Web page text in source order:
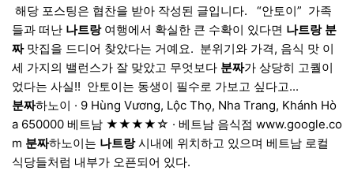
​ 해당 포스팅은 협찬을 받아 작성된 글입니다. ​ ​ “안토이” ​ 가족
들과 떠난 나트랑여행에서 확실한 큰 수확이 있다면 나트랑 분
짜맛집을 드디어 찾았다는 거예요. ​ 분위기와 가격, 음식 맛 이
세 가지의 밸런스가 잘 맞았고 무엇보다 분짜가 상당히 고퀄이
었다는 사실!! ​ 안토이는 동생이 필수로 가보고 싶다고...
분짜하노이 · 9 Hùng Vương, Lộc Thọ, Nha Trang, Khánh Hò
a 650000 베트남 ★★★★☆ · 베트남 음식점 www.google.co
m 분짜하노이는 나트랑시내에 위치하고 있으며 베트남 로컬
식당들처럼 내부가 오픈되어 있다.